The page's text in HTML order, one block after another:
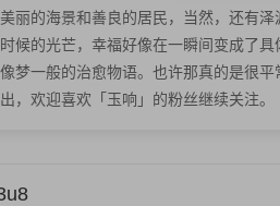
丽的海景和善良的居民，当然，还有
候的光芒，幸福好像在一瞬间变成了
梦一般的治愈物语。也许那真的是很
，欢迎喜欢「玉响」的粉丝继续关注。